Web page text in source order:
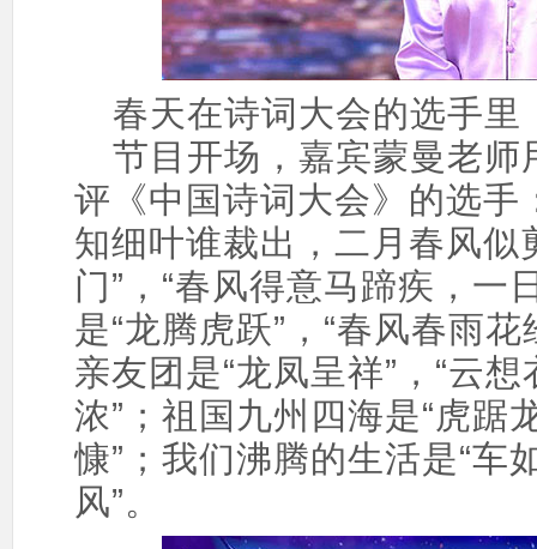
春天在诗词大会的选手里
节目开场，嘉宾蒙曼老师
评《中国诗词大会》的选手
知细叶谁裁出，二月春风似
门”，“春风得意马蹄疾，一
是“龙腾虎跃”，“春风春雨
亲友团是“龙凤呈祥”，“云
浓”；祖国九州四海是“虎踞
慷”；我们沸腾的生活是“车
风”。